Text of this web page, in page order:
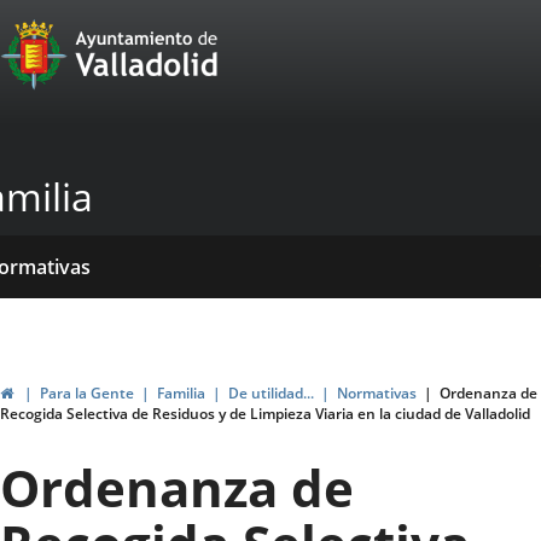
Portal
Web
Ayuntamiento
de
Valladolid
HomePara la Gente Familia De utilidad... Normativas
Ordenanza de
Recogida Selectiva de Residuos y de Limpieza Viaria en la ciudad de Valladolid
Ordenanza de